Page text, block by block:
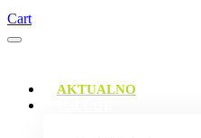
Cart
AKTUALNO